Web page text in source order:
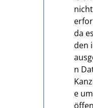
nicht
da
den
n
e